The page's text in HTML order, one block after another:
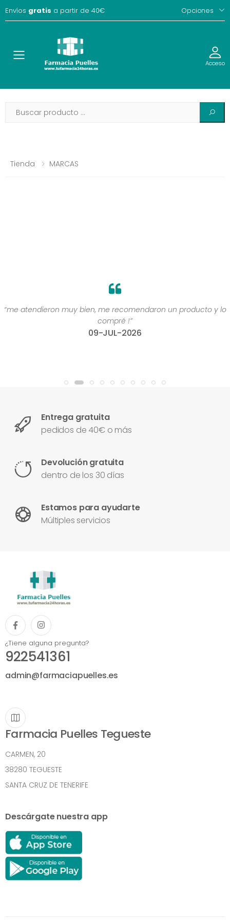
Envíos gratis a partir de 40€ Opciones
Toggle Acceso
Tienda MARCAS
“me atendieron muy bien, me recomendaron un producto y lo
compré !”
09-JUL-2026
Entrega gratuita
pedidos de 40€ o más
Devolución gratuita
dentro de los 30 días
Estamos para ayudarte
Múltiples servicios
¿Tiene alguna pregunta?
922541361
admin@farmaciapuelles.es
Farmacia Puelles Tegueste
CARMEN, 20
38280 TEGUESTE
SANTA CRUZ DE TENERIFE
Descárgate nuestra app